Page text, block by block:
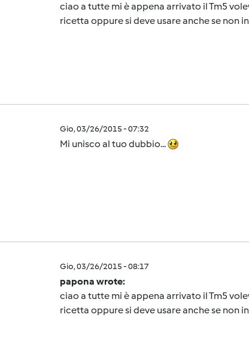
ciao a tutte mi è appena arrivato il Tm5
ricetta oppure si deve usare anche se non
Gio, 03/26/2015 - 07:32
Mi unisco al tuo dubbio...
Gio, 03/26/2015 - 08:17
papona wrote:
ciao a tutte mi è appena arrivato il Tm5
ricetta oppure si deve usare anche se non